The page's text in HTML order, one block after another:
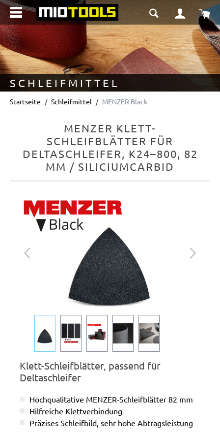
springen
SCHLEIFMITTEL
Startseite Schleifmittel MENZER Black
MENZER KLETT-
SCHLEIFBLÄTTER FÜR
DELTASCHLEIFER, K24–800, 82
MM / SILICIUMCARBID
Bildergalerie überspringen
Klett-Schleifblätter, passend für
Deltaschleifer
Hochqualitative MENZER-Schleifblätter 82 mm
Hilfreiche Klettverbindung
Präzises Schleifbild, sehr hohe Abtragsleistung